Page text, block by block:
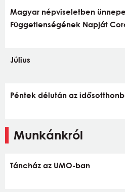
Magyar népviseletben
Függetlenségének Napját
Július
Péntek délután az
Munkánkról
Táncház az UMO-ban